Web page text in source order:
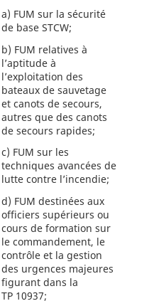
a) FUM sur la sécurité
de base STCW;
b) FUM relatives à
l’aptitude à
l’exploitation des
bateaux de sauvetage
et canots de secours,
autres que des canots
de secours rapides;
c) FUM sur les
techniques avancées de
lutte contre l’incendie;
d) FUM destinées aux
officiers supérieurs ou
cours de formation sur
le commandement, le
contrôle et la gestion
des urgences majeures
figurant dans la
TP 10937;